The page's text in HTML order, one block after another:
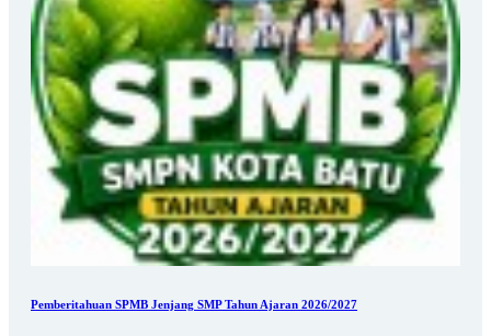
Pemberitahuan SPMB Jenjang SMP Tahun Ajaran 2026/2027